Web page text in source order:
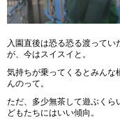
入園直後は恐る恐る渡って
が、今はスイスイと。
気持ちが乗ってくるとみんな
んのって。
ただ、多少無茶して遊ぶくら
どもたちにはいい傾向。